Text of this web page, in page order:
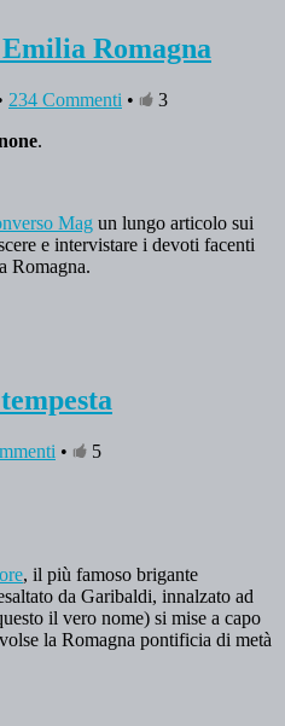
Romagna
234 Commenti •
3
.
Mag un lungo articolo sui
e intervistare i devoti facenti
Romagna.
•
5
, il più famoso brigante
da Garibaldi, innalzato ad
il vero nome) si mise a capo
la Romagna pontificia di metà